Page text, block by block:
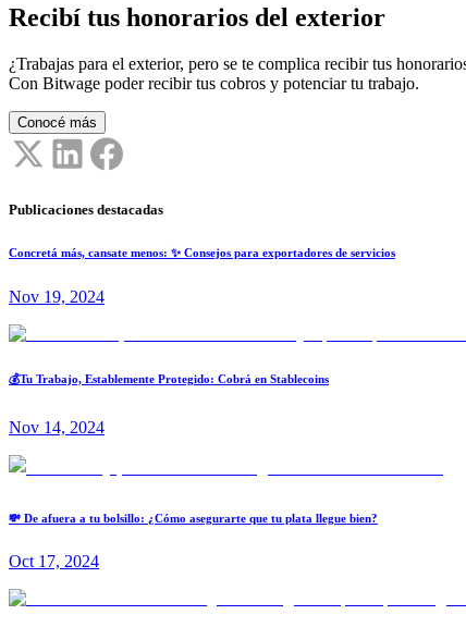
Recibí tus honorarios del exterior
¿Trabajas para el exterior, pero se te complica recibir tus
Con Bitwage poder recibir tus cobros y potenciar tu trabajo.
Conocé más
Publicaciones destacadas
Concretá más, cansate menos: ✨ Consejos para exportadores de servicios
Nov 19, 2024
💰Tu Trabajo, Establemente Protegido: Cobrá en Stablecoins
Nov 14, 2024
💸 De afuera a tu bolsillo: ¿Cómo asegurarte que tu plata llegue bien?
Oct 17, 2024